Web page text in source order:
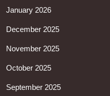
January 2026
December 2025
November 2025
October 2025
September 2025